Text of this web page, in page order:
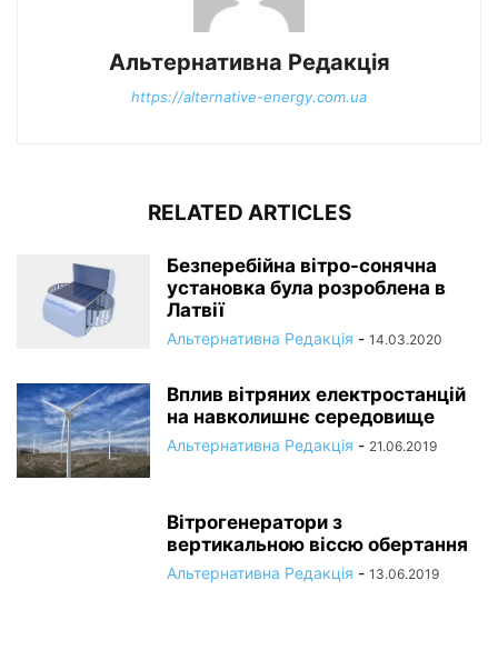
Альтернативна Редакція
https://alternative-energy.com.ua
RELATED ARTICLES
Безперебійна вітро-сонячна
установка була розроблена в
Латвії
Альтернативна Редакція - 14.03.2020
Вплив вітряних електростанцій
на навколишнє середовище
Альтернативна Редакція - 21.06.2019
Вітрогенератори з
вертикальною віссю обертання
Альтернативна Редакція - 13.06.2019